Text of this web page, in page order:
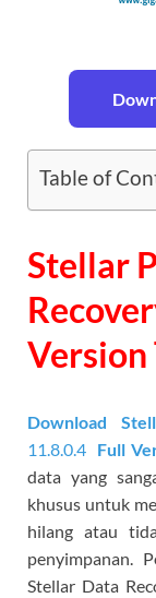
Table of
Stellar
Version
Download
11.8.0.4 Full
data yang
khusus untuk
hilang atau
penyimpanan.
Stellar Data